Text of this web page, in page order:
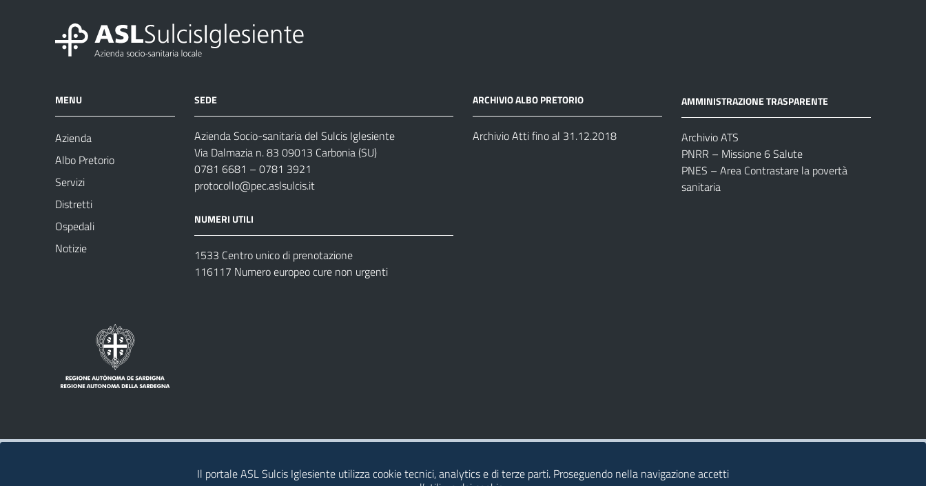
MENU
Azienda
Albo Pretorio
Servizi
Distretti
Ospedali
Notizie
SEDE
Azienda Socio-sanitaria del Sulcis Iglesiente
Via Dalmazia n. 83 09013 Carbonia (SU)
0781 6681 – 0781 3921
protocollo@pec.aslsulcis.it
NUMERI UTILI
1533 Centro unico di prenotazione
116117 Numero europeo cure non urgenti
ARCHIVIO ALBO PRETORIO
Archivio Atti fino al 31.12.2018
AMMINISTRAZIONE TRASPARENTE
Archivio ATS
PNRR – Missione 6 Salute
PNES – Area Contrastare la povertà
sanitaria
Il portale ASL Sulcis Iglesiente utilizza cookie tecnici, analytics e di terze parti. Proseguendo nella navigazione accetti